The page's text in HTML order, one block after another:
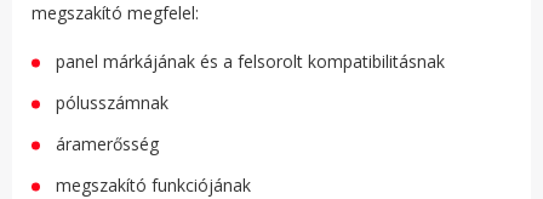
megszakító megfelel:
panel márkájának és a felsorolt kompatibilitásnak
pólusszámnak
áramerősség
megszakító funkciójának